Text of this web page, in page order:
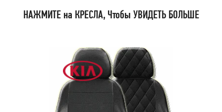
НАЖМИТЕ на КРЕСЛА, Чтобы УВИДЕТЬ БОЛЬШЕ